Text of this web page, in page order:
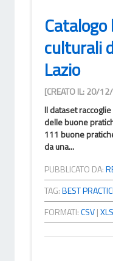
culturali
Lazio
[CREATO IL: 20/
Il dataset
delle buone
111 buone
da una...
PUBBLICATO DA:
TAG:BEST
FORMATI:CSV|